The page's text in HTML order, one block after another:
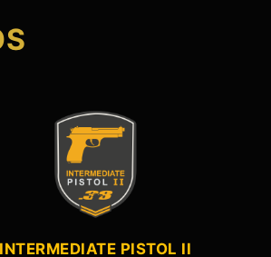
INTERMEDIATE PISTOL II